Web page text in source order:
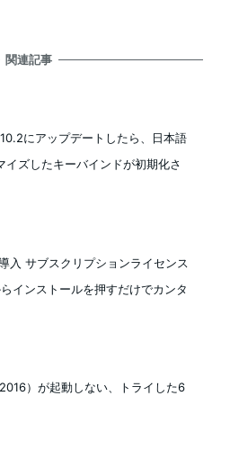
関連記事
にアップデートしたら、日本語
イズしたキーバインドが初期化さ
入 サブスクリプションライセンス
インストールを押すだけでカンタ
）が起動しない、トライした6